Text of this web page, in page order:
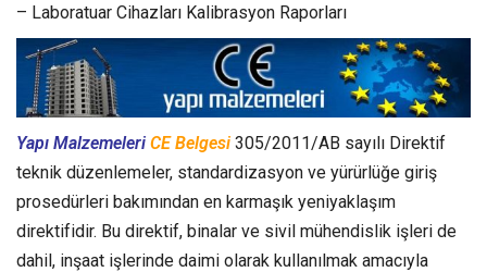
– Laboratuar Cihazları Kalibrasyon Raporları
Yapı Malzemeleri CE Belgesi 305/2011/AB sayılı Direktif
teknik düzenlemeler, standardizasyon ve yürürlüğe giriş
prosedürleri bakımından en karmaşık yeniyaklaşım
direktifidir. Bu direktif, binalar ve sivil mühendislik işleri de
dahil, inşaat işlerinde daimi olarak kullanılmak amacıyla